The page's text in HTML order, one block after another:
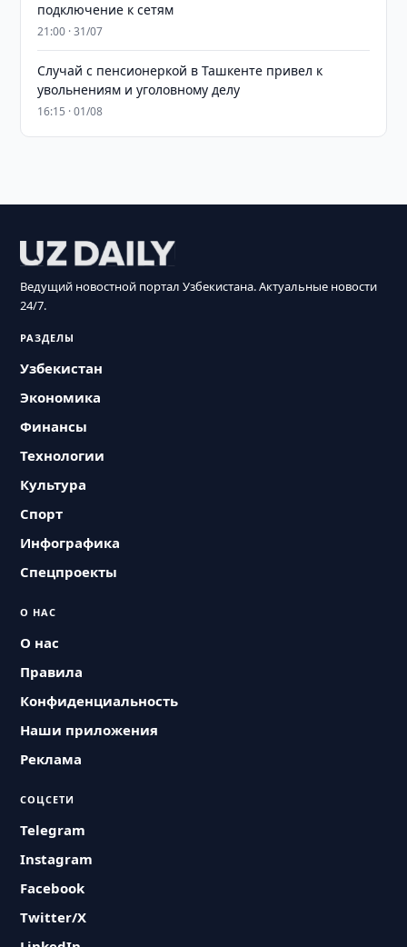
подключение к сетям
21:00 · 31/07
Случай с пенсионеркой в Ташкенте привел к
увольнениям и уголовному делу
16:15 · 01/08
Ведущий новостной портал Узбекистана. Актуальные новости
24/7.
РАЗДЕЛЫ
Узбекистан
Экономика
Финансы
Технологии
Культура
Спорт
Инфографика
Спецпроекты
О НАС
О нас
Правила
Конфиденциальность
Наши приложения
Реклама
СОЦСЕТИ
Telegram
Instagram
Facebook
Twitter/X